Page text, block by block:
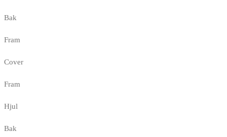
Bak
Fram
Cover
Fram
Hjul
Bak